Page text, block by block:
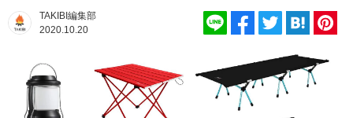
TAKIBI編集部
2020.10.20